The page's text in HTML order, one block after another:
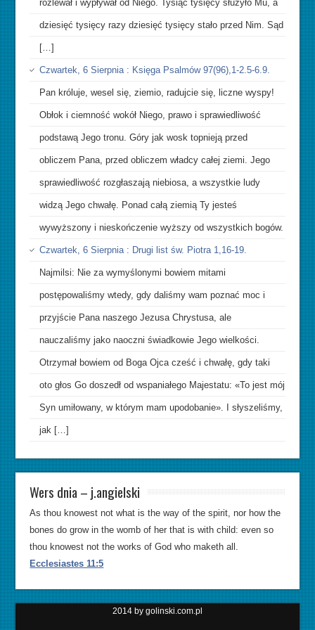
rozlewał i wypływał od Niego. Tysiąc tysięcy służyło Mu, a
dziesięć tysięcy razy dziesięć tysięcy stało przed Nim. Sąd
[…]
Czwartek, 6 Sierpnia : Księga Psalmów 97(96),1-2.5-6.9.
Pan króluje, wesel się, ziemio, radujcie się, liczne wyspy!
Obłok i ciemność wokół Niego, prawo i sprawiedliwość
podstawą Jego tronu. Góry jak wosk topnieją przed
obliczem Pana, przed obliczem władcy całej ziemi. Jego
sprawiedliwość rozgłaszają niebiosa, a wszystkie ludy
widzą Jego chwałę. Ponad całą ziemią Ty jesteś
wywyższony i nieskończenie wyższy od wszystkich bogów.
Czwartek, 6 Sierpnia : Drugi list św. Piotra 1,16-19.
Najmilsi: Nie za wymyślonymi bowiem mitami
postępowaliśmy wtedy, gdy daliśmy wam poznać moc i
przyjście Pana naszego Jezusa Chrystusa, ale
nauczaliśmy jako naoczni świadkowie Jego wielkości.
Otrzymał bowiem od Boga Ojca cześć i chwałę, gdy taki
oto głos Go doszedł od wspaniałego Majestatu: «To jest mój
Syn umiłowany, w którym mam upodobanie». I słyszeliśmy,
jak […]
Wers dnia – j.angielski
As thou knowest not what is the way of the spirit, nor how the
bones do grow in the womb of her that is with child: even so
thou knowest not the works of God who maketh all.
Ecclesiastes 11:5
2014 by golinski.com.pl